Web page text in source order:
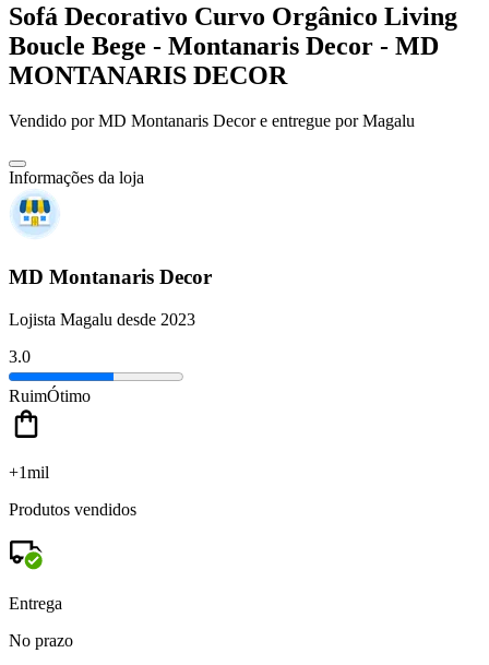
Sofá Decorativo Curvo Orgânico Living
Boucle Bege - Montanaris Decor - MD
MONTANARIS DECOR
Vendido porMD Montanaris Decore entregue por Magalu
Informações da loja
MD Montanaris Decor
Lojista Magalu desde 2023
3.0
RuimÓtimo
+1mil
Produtos vendidos
Entrega
No prazo